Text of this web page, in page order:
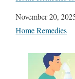
Date
November 20,
In relation to
Home Remedies